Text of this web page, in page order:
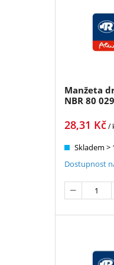
Manžeta
NBR 80
28,31 Kč/
Skladem >
Dostupnost